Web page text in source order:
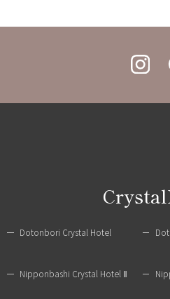
Dotonbori Crystal Hotel
Nipponbashi Crystal Hotel Ⅱ